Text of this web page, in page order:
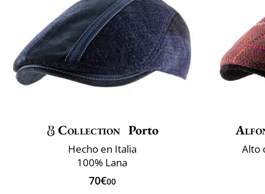
Collection Porto
Hecho en Italia
100% Lana
70€00
Alto